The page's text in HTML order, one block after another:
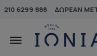
210 6299 888 ΔΩΡΕΑΝ